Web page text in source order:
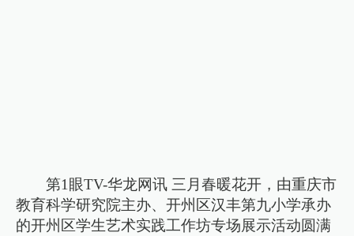
第1眼TV-华龙网讯 三月春暖花开，由重庆市
教育科学研究院主办、开州区汉丰第九小学承办
的开州区学生艺术实践工作坊专场展示活动圆满